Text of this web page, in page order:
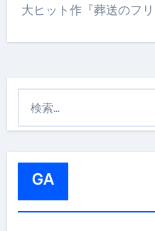
大ヒット作『葬送のフ
GA